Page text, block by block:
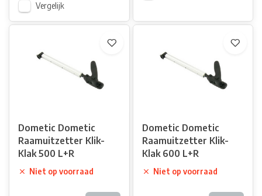
Vergelijk
Dometic Dometic
Raamuitzetter Klik-
Klak 500 L+R
Niet op voorraad
Dometic Dometic
Raamuitzetter Klik-
Klak 600 L+R
Niet op voorraad